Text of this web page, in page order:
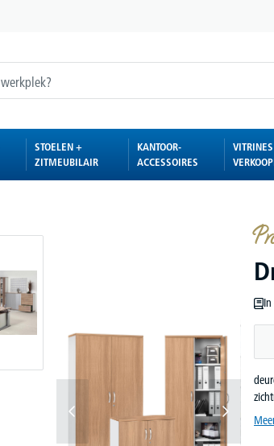
STOELEN +
ZITMEUBILAIR
KANTOOR-
ACCESSOIRES